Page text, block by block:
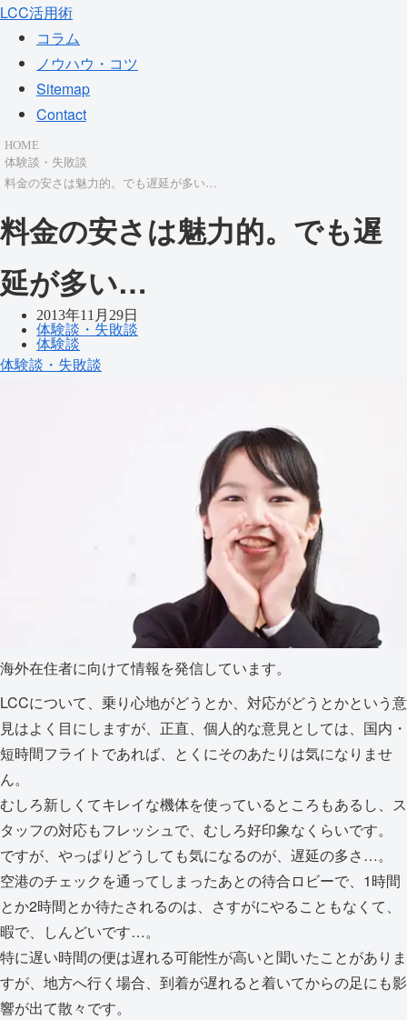
LCC活用術
コラム
ノウハウ・コツ
Sitemap
Contact
HOME
体験談・失敗談
料金の安さは魅力的。でも遅延が多い…
料金の安さは魅力的。でも遅
延が多い…
2013年11月29日
体験談・失敗談
体験談
体験談・失敗談
海外在住者に向けて情報を発信しています。
LCCについて、乗り心地がどうとか、対応がどうとかという意
見はよく目にしますが、正直、個人的な意見としては、国内・
短時間フライトであれば、とくにそのあたりは気になりませ
ん。
むしろ新しくてキレイな機体を使っているところもあるし、ス
タッフの対応もフレッシュで、むしろ好印象なくらいです。
ですが、やっぱりどうしても気になるのが、遅延の多さ…。
空港のチェックを通ってしまったあとの待合ロビーで、1時間
とか2時間とか待たされるのは、さすがにやることもなくて、
暇で、しんどいです…。
特に遅い時間の便は遅れる可能性が高いと聞いたことがありま
すが、地方へ行く場合、到着が遅れると着いてからの足にも影
響が出て散々です。